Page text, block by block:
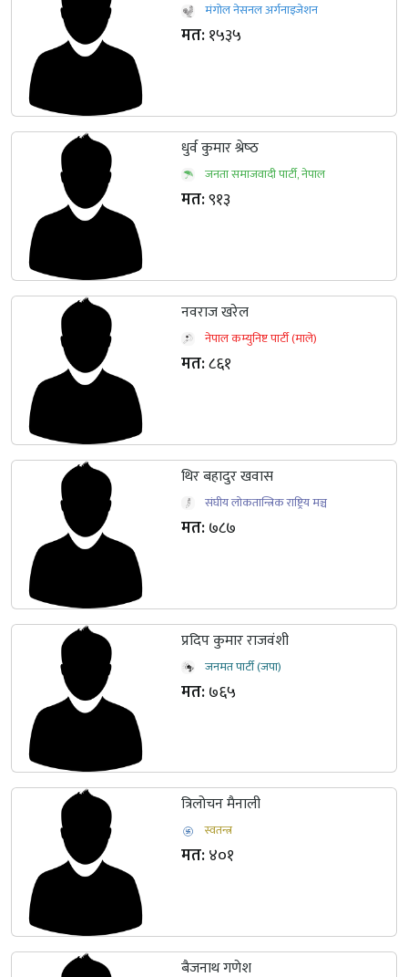
मंगोल नेसनल अर्गनाइजेशन
मत:१५३५
धुर्व कुमार श्रेष्‍ठ
जनता समाजवादी पार्टी, नेपाल
मत:९१३
नवराज खरेल
नेपाल कम्युनिष्ट पार्टी (माले)
मत:८६१
थिर बहादुर खवास
संघीय लोकतान्त्रिक राष्ट्रिय मञ्च
मत:७८७
प्रदिप कुमार राजवंशी
जनमत पार्टी (जपा)
मत:७६५
त्रिलोचन मैनाली
स्वतन्त्र
मत:४०१
बैजनाथ गणेश